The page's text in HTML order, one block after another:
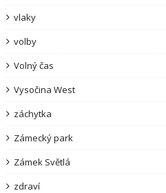
vlaky
volby
Volný čas
Vysočina West
záchytka
Zámecký park
Zámek Světlá
zdraví